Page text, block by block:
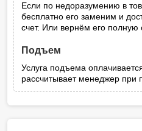
Если по недоразумению в
бесплатно его заменим и
счет. Или вернём его полную
Подъем
Услуга подъема
рассчитывает менеджер при